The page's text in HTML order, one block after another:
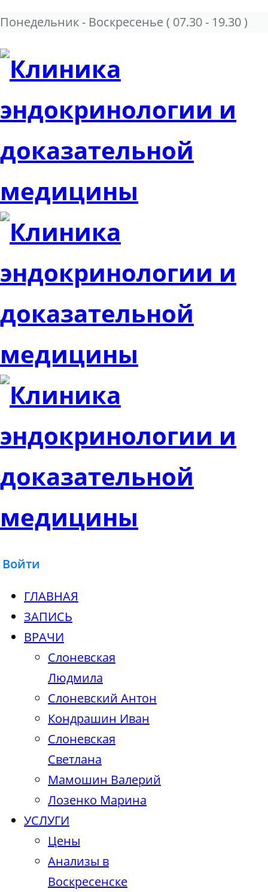
Понедельник - Воскресенье( 07.30 - 19.30 )
Войти
ГЛАВНАЯ
ЗАПИСЬ
ВРАЧИ
Слоневская
Людмила
Слоневский Антон
Кондрашин Иван
Слоневская
Светлана
Мамошин Валерий
Лозенко Марина
УСЛУГИ
Цены
Анализы в
Воскресенске